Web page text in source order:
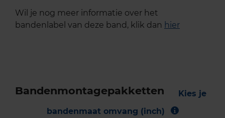
Wil je nog meer informatie over het
bandenlabel van deze band, klik dan hier
Bandenmontagepakketten
Kies je
bandenmaat omvang (inch)